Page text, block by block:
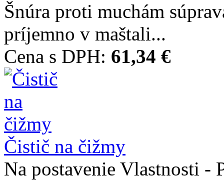
Šnúra proti muchám
príjemno v maštali...
Cena s DPH: 61,34 €
Čistič na čižmy
Na postavenie Vlastnosti -